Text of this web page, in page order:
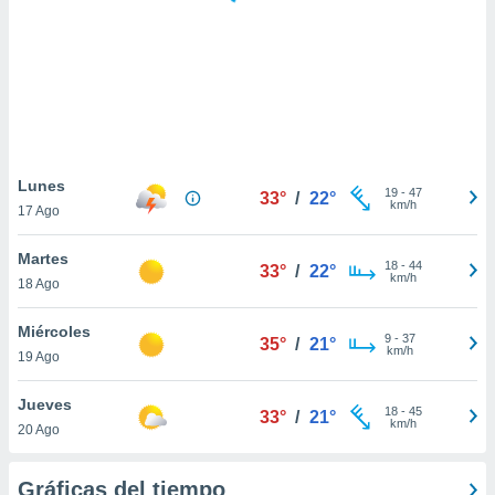
similares
como
sitio
de
traten tus
en
interés
su
Lunes
17 Ago
33° / 22° 19- 47
km/h
Martes
18 Ago
33° / 22° 18- 44
km/h
Miércoles
19 Ago
35° / 21° 9- 37
km/h
Jueves
20 Ago
33° / 21° 18- 45
km/h
Gráficas del tiempo